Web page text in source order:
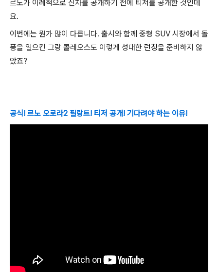
르노가 이례적으로 신차를 공개하기 전에 티저를 공개한 것인데
요.
이번에는 뭔가 많이 다릅니다. 출시와 함께 중형 SUV 시장에서 돌
풍을 일으킨 그랑 콜레오스도 이렇게 성대한 런칭을 준비하지 않
았죠?
공식! 르노 오로라2 필랑트! 티저 공개! 기다려야 하는 이유!